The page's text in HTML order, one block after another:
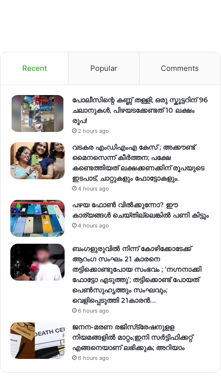
Recent Popular Comments
പോലീസിന്റെ കണ്ണ് തള്ളി; ഒരു സ്കൂട്ടറിന് 96
ചലാനുകൾ, പിഴയടക്കേണ്ടത് 10 ലക്ഷം
രൂപ!
2 hours ago
വടകര എംഡിഎംഎ കേസ് ; അക്കൗണ്ട്
മൈനസെന്ന് കീർത്തന; പക്ഷേ
കണ്ടെത്തിയത് ലക്ഷക്കണക്കിന് രൂപയുടെ
ഇടപാട്, ചാറ്റുകളും ഫോട്ടോകളും.
4 hours ago
പഴയ ഫോൺ വിൽക്കുന്നോ? ഈ
കാര്യങ്ങൾ ചെയ്തില്ലെങ്കിൽ പണി കിട്ടും
4 hours ago
ബംഗളുരുവിൽ നിന്ന് കോഴിക്കോടേക്ക്
ആറംഗ സംഘം 21 കാരനെ
തട്ടിക്കൊണ്ടുപോയ സംഭവം ; ‘നഗ്നനാക്കി
ഫോട്ടോ എടുത്തു’; തട്ടിക്കൊണ്ട് പോയത്
പെണ്‍സുഹൃത്തും സംഘവും;
വെളിപ്പെടുത്തി 21കാരന്‍…
6 hours ago
ജനന-മരണ രജിസ്‌ട്രേഷനുളള
നിയമങ്ങളില്‍ മാറ്റം;ഇനി സര്‍ട്ടിഫിക്കറ്റ്
എങ്ങനെയാണ് ലഭിക്കുക; അറിയാം
6 hours ago